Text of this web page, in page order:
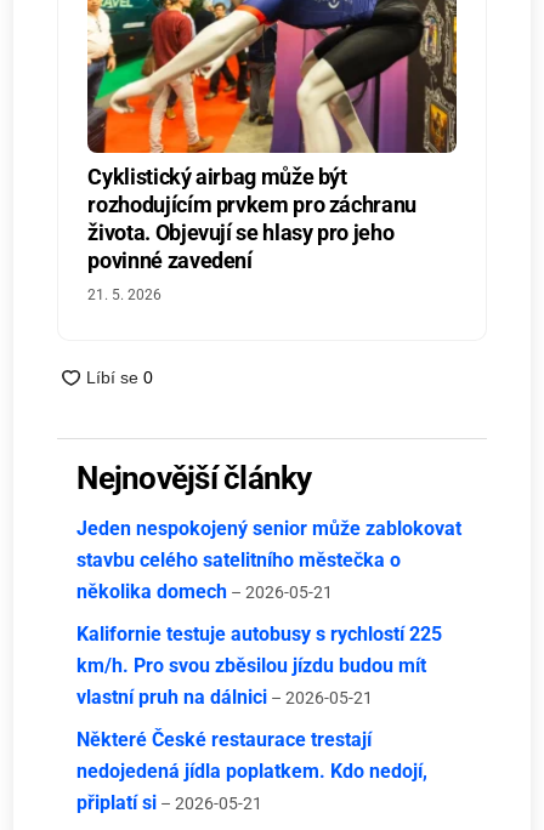
Cyklistický airbag může být
rozhodujícím prvkem pro záchranu
života. Objevují se hlasy pro jeho
povinné zavedení
21. 5. 2026
Nejnovější články
Jeden nespokojený senior může zablokovat
stavbu celého satelitního městečka o
několika domech – 2026-05-21
Kalifornie testuje autobusy s rychlostí 225
km/h. Pro svou zběsilou jízdu budou mít
vlastní pruh na dálnici – 2026-05-21
Některé České restaurace trestají
nedojedená jídla poplatkem. Kdo nedojí,
připlatí si – 2026-05-21